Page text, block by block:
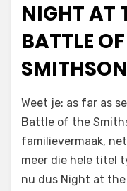
NIGHT AT
BATTLE
door Filmofiel.nl
Laat een reactie
Weet je: as far as
Battle of the
familievermaak,
meer die hele titel
nu dus Night at the